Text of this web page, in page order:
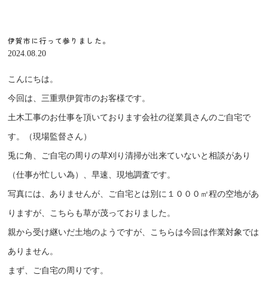
伊賀市に行って参りました。
2024.08.20
こんにちは。
今回は、三重県伊賀市のお客様です。
土木工事のお仕事を頂いております会社の従業員さんのご自宅で
す。（現場監督さん）
兎に角、ご自宅の周りの草刈り清掃が出来ていないと相談があり
（仕事が忙しい為）、早速、現地調査です。
写真には、ありませんが、ご自宅とは別に１０００㎡程の空地があ
りますが、こちらも草が茂っておりました。
親から受け継いだ土地のようですが、こちらは今回は作業対象では
ありません。
まず、ご自宅の周りです。